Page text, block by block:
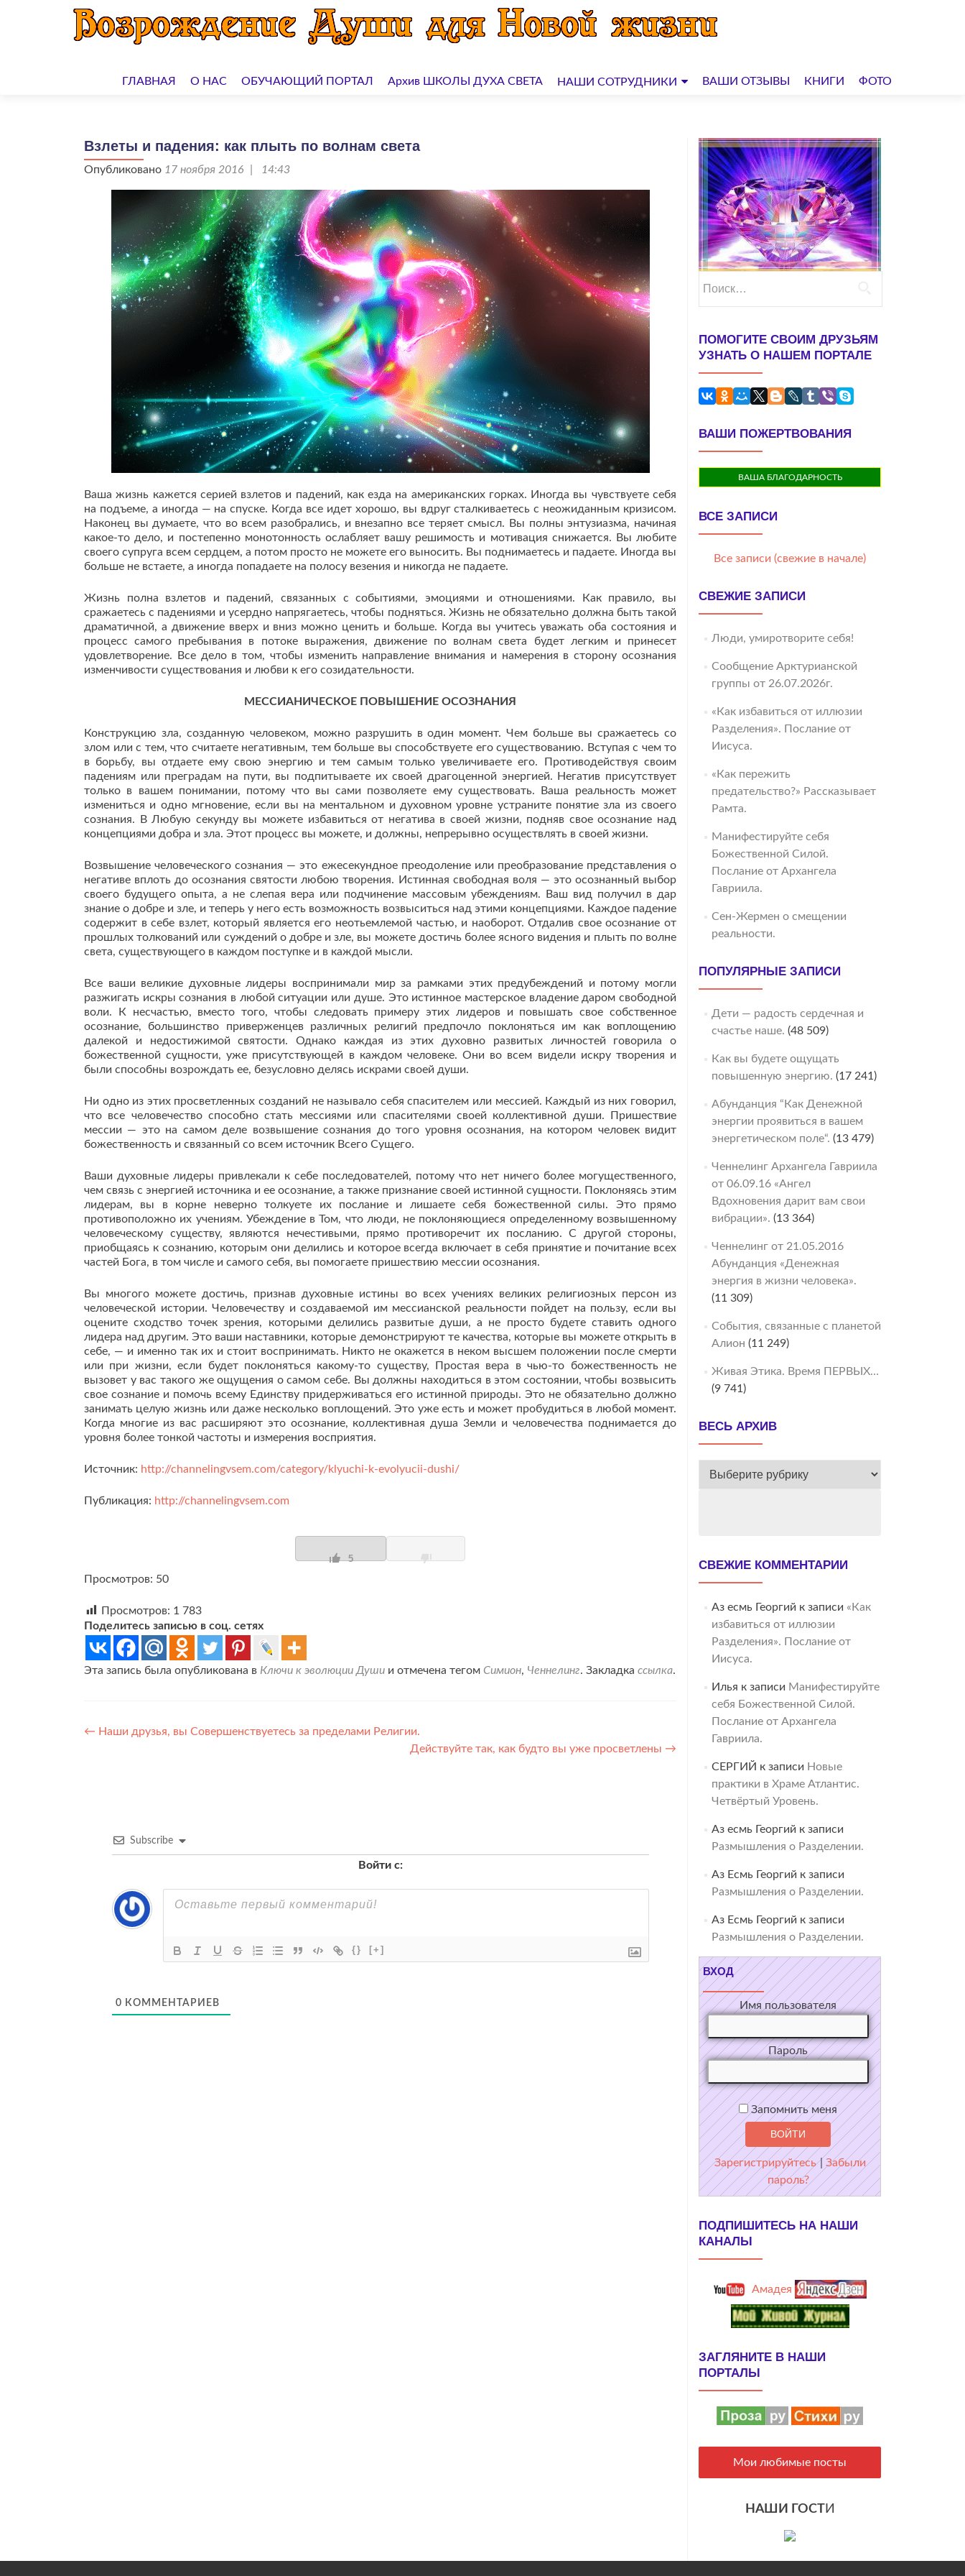
кГЛАВНАЯ О НАС ОБУЧАЮЩИЙ ПОРТАЛ Архив ШКОЛЫ ДУХА СВЕТА НАШИ СОТРУДНИКИ ВАШИ ОТЗЫВЫ КНИГИ ФОТО
Взлеты и падения: как плыть по волнам света
Опубликовано 17 ноября 2016 | 14:43
Ваша жизнь кажется серией взлетов и падений, как езда на американских горках. Иногда вы чувствуете себя
на подъеме, а иногда — на спуске. Когда все идет хорошо, вы вдруг сталкиваетесь с неожиданным кризисом.
Наконец вы думаете, что во всем разобрались, и внезапно все теряет смысл. Вы полны энтузиазма, начиная
какое-то дело, и постепенно монотонность ослабляет вашу решимость и мотивация снижается. Вы любите
своего супруга всем сердцем, а потом просто не можете его выносить. Вы поднимаетесь и падаете. Иногда вы
больше не встаете, а иногда попадаете на полосу везения и никогда не падаете.
Жизнь полна взлетов и падений, связанных с событиями, эмоциями и отношениями. Как правило, вы
сражаетесь с падениями и усердно напрягаетесь, чтобы подняться. Жизнь не обязательно должна быть такой
драматичной, а движение вверх и вниз можно ценить и больше. Когда вы учитесь уважать оба состояния и
процесс самого пребывания в потоке выражения, движение по волнам света будет легким и принесет
удовлетворение. Все дело в том, чтобы изменить направление внимания и намерения в сторону осознания
изменчивости существования и любви к его созидательности.
МЕССИАНИЧЕСКОЕ ПОВЫШЕНИЕ ОСОЗНАНИЯ
Конструкцию зла, созданную человеком, можно paзрушить в один момент. Чем больше вы сражаетесь со
злом или с тем, что считаете негативным, тем больше вы способствуете его существованию. Вступая с чем то
в борьбу, вы отдаете ему свою энергию и тем самым только увеличиваете его. Противодействуя своим
падениям или преградам на пути, вы подпитываете их своей драгоценной энергией. Негатив присутствует
только в вашем понимании, потому что вы сами позволяете ему существовать. Ваша реальность может
измениться и одно мгновение, если вы на ментальном и духовном уровне устраните понятие зла из своего
сознания. В Любую секунду вы можете избавиться от негатива в своей жизни, подняв свое осознание над
концепциями добра и зла. Этот процесс вы можете, и должны, непрерывно осуществлять в своей жизни.
Возвышение человеческого сознания — это ежесекундное преодоление или преобразование представления о
негативе вплоть до осознания святости любою творения. Истинная свободная воля — это осознанный выбор
своего будущего опыта, а не слепая вера или подчинение массовым убеждениям. Ваш вид получил в дар
знание о добре и зле, и теперь у него есть возможность возвыситься над этими концепциями. Каждое падение
содержит в себе взлет, который является его неотьемлемой частью, и наоборот. Отдалив свое осознание от
прошлых толкований или суждений о добре и зле, вы можете достичь более ясного видения и плыть по волне
света, существующего в каждом поступке и в каждой мысли.
Все ваши великие духовные лидеры воспринимали мир за рамками этих предубеждений и потому могли
разжигать искры сознания в любой ситуации или душе. Это истинное мастерское владение даром свободной
воли. К несчастью, вместо того, чтобы следовать примеру этих лидеров и повышать свое собственное
осознание, большинство приверженцев различных религий предпочло поклоняться им как воплощению
далекой и недостижимой святости. Однако каждая из этих духовно развитых личностей говорила о
божественной сущности, уже присутствующей в каждом человеке. Они во всем видели искру творения и
были способны возрождать ее, безусловно делясь искрами своей души.
Ни одно из этих просветленных созданий не называло себя спасителем или мессией. Каждый из них говорил,
что все человечество способно стать мессиями или спасителями своей коллективной души. Пришествие
мессии — это на самом деле возвышение сознания до того уровня осознания, на котором человек видит
божественность и связанный со всем источник Всего Сущего.
Ваши духовные лидеры привлекали к себе последователей, потому что нет ничего более могущественного,
чем связь с энергией источника и ее осознание, а также признание своей истинной сущности. Поклоняясь этим
лидерам, вы в корне неверно толкуете их послание и лишаете себя божественной силы. Это прямо
противоположно их учениям. Убеждение в Том, что люди, не поклоняющиеся определенному возвышенному
человеческому существу, являются нечестивыми, прямо противоречит их посланию. С другой стороны,
приобщаясь к сознанию, которым они делились и которое всегда включает в себя принятие и почитание всех
частей Бога, в том числе и самого себя, вы помогаете пришествию мессии осознания.
Вы многого можете достичь, признав духовные истины во всех учениях великих религиозных персон из
человеческой истории. Человечеству и создаваемой им мессианской реальности пойдет на пользу, если вы
оцените сходство точек зрения, которыми делились paзвитые души, а не просто будете ставить одного
лидера над другим. Это ваши наставники, которые демонстрируют те качества, которые вы можете открыть в
себе, — и именно так их и стоит воспринимать. Никто не окажется в неком высшем положении после смерти
или при жизни, если будет поклоняться какому-то существу, Простая вера в чью-то божественность не
вызовет у вас такого же ощущения о самом себе. Вы должны находиться в этом состоянии, чтобы возвысить
свое сознание и помочь всему Единству придерживаться его истинной природы. Это не обязательно должно
занимать целую жизнь или даже несколько воплощений. Это уже есть и может пробудиться в любой момент.
Когда многие из вас расширяют это осознание, коллективная душа 3емли и человечества поднимается до
уровня более тонкой частоты и измерения восприятия.
Источник: http://channelingvsem.com/category/klyuchi-k-evolyucii-dushi/
Публикация: http://channelingvsem.com
5
Просмотров: 50
Просмотров: 1 783
Поделитесь записью в соц. сетях
Эта запись была опубликована в Ключи к эволюции Души и отмечена тегом Симион, Ченнелинг. Закладка ссылка.
Навигация
← Наши друзья, вы Совершенствуетесь за пределами Религии.
Действуйте так, как будто вы уже просветлены →
Subscribe
Войти с:
{} [+]
0 КОММЕНТАРИЕВ
ПОМОГИТЕ СВОИМ ДРУЗЬЯМ
УЗНАТЬ О НАШЕМ ПОРТАЛЕ
ВАШИ ПОЖЕРТВОВАНИЯ
ВАША БЛАГОДАРНОСТЬ
ВСЕ ЗАПИСИ
Все записи (свежие в начале)
СВЕЖИЕ ЗАПИСИ
Люди, умиротворите себя!
Сообщение Арктурианской
группы от 26.07.2026г.
«Как избавиться от иллюзии
Разделения». Послание от
Иисуса.
«Как пережить
предательство?» Рассказывает
Рамта.
Манифестируйте себя
Божественной Силой.
Послание от Архангела
Гавриила.
Сен-Жермен о смещении
реальности.
ПОПУЛЯРНЫЕ ЗАПИСИ
Дети — радость сердечная и
счастье наше. (48 509)
Как вы будете ощущать
повышенную энергию. (17 241)
Абунданция “Как Денежной
энергии проявиться в вашем
энергетическом поле“. (13 479)
Ченнелинг Архангела Гавриила
от 06.09.16 «Ангел
Вдохновения дарит вам свои
вибрации». (13 364)
Ченнелинг от 21.05.2016
Абунданция «Денежная
энергия в жизни человека».
(11 309)
События, связанные с планетой
Алион (11 249)
Живая Этика. Время ПЕРВЫХ…
(9 741)
ВЕСЬ АРХИВ
ВЕСЬ
СВЕЖИЕ КОММЕНТАРИИ
Аз есмь Георгий к записи «Как
избавиться от иллюзии
Разделения». Послание от
Иисуса.
Илья к записи Манифестируйте
себя Божественной Силой.
Послание от Архангела
Гавриила.
СЕРГИЙ к записи Новые
практики в Храме Атлантис.
Четвёртый Уровень.
Аз есмь Георгий к записи
Размышления о Разделении.
Аз Есмь Георгий к записи
Размышления о Разделении.
Аз Есмь Георгий к записи
Размышления о Разделении.
ВХОД
Имя пользователя
Пароль
Запомнить меня
Зарегистрируйтесь | Забыли
пароль?
ПОДПИШИТЕСЬ НА НАШИ
КАНАЛЫ
Амадея
ЗАГЛЯНИТЕ В НАШИ
ПОРТАЛЫ
Мои любимые посты
НАШИ ГОСТИ